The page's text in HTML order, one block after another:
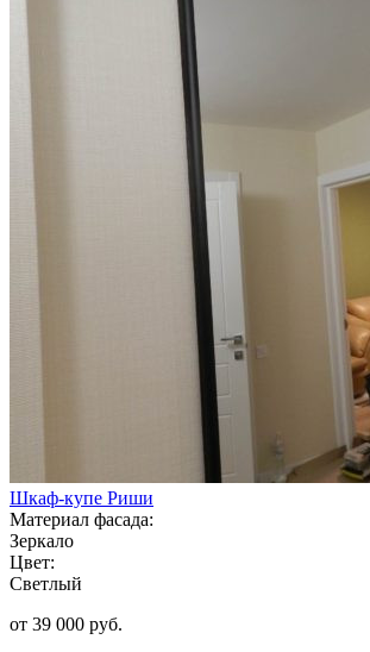
Шкаф-купе Риши
Материал фасада:
Зеркало
Цвет:
Светлый
от 39 000 руб.